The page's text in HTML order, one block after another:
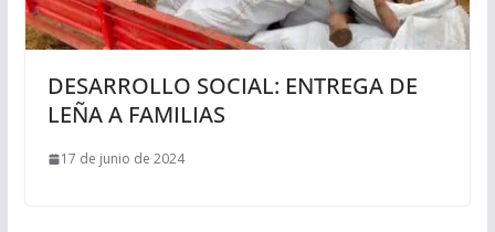
DESARROLLO SOCIAL: ENTREGA DE
LEÑA A FAMILIAS
17 de junio de 2024